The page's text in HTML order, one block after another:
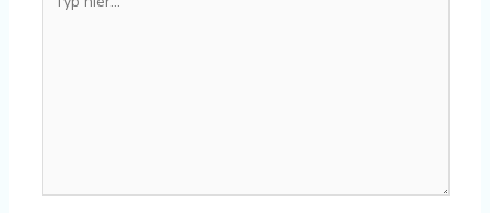
hier...